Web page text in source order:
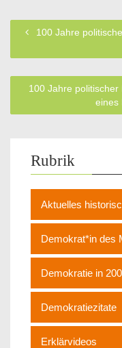
100 Jahre
100 Jahre
eines
Rubrik
Aktuelles
Demokrat*in des
Demokratie in
Demokratiezitate
Erklärvideos